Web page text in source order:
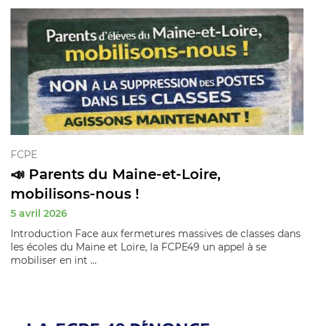
FCPE
📣 Parents du Maine-et-Loire,
mobilisons-nous !
5 avril 2026
Introduction Face aux fermetures massives de classes dans
les écoles du Maine et Loire, la FCPE49 un appel à se
mobiliser en int ...